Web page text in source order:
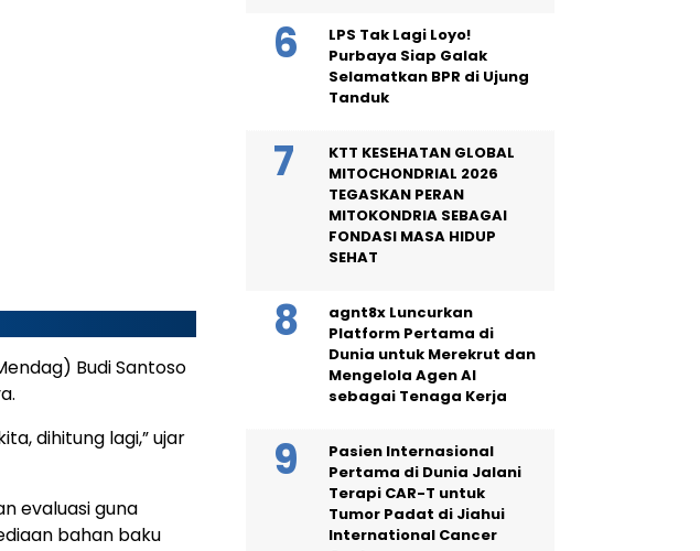
Budi Santoso
dihitung lagi,” ujar
evaluasi guna
bahan baku
LPS Tak Lagi Loyo!
Purbaya Siap Galak
Selamatkan BPR di Ujung
Tanduk
KTT KESEHATAN GLOBAL
MITOCHONDRIAL 2026
TEGASKAN PERAN
MITOKONDRIA SEBAGAI
FONDASI MASA HIDUP
SEHAT
agnt8x Luncurkan
Platform Pertama di
Dunia untuk Merekrut dan
Mengelola Agen AI
sebagai Tenaga Kerja
Pasien Internasional
Pertama di Dunia Jalani
Terapi CAR-T untuk
Tumor Padat di Jiahui
International Cancer